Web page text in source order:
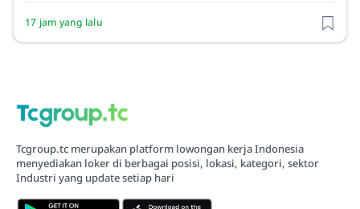
17 jam yang lalu
Tcgroup.tc merupakan platform lowongan kerja Indonesia
menyediakan loker di berbagai posisi, lokasi, kategori, sektor
Industri yang update setiap hari